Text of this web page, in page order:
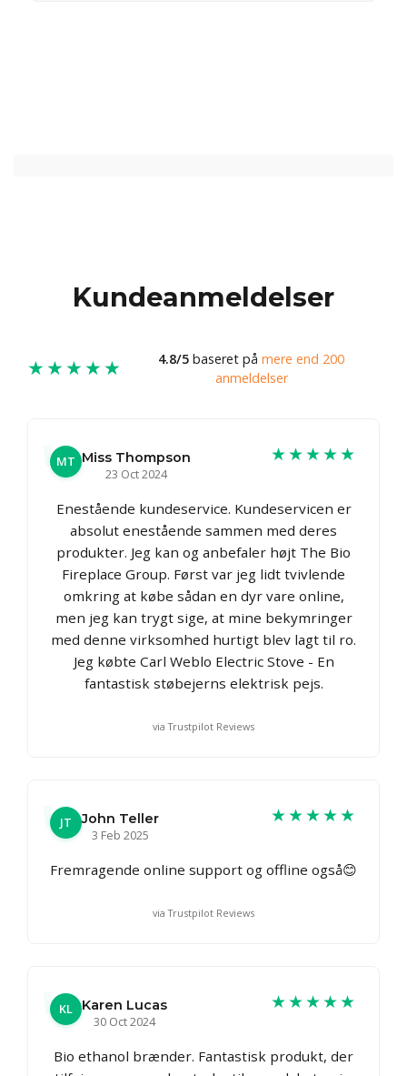
Kundeanmeldelser
★★★★★ 4.8/5 baseret på mere end 200
anmeldelser
MT Miss Thompson
23 Oct 2024
★★★★★
Enestående kundeservice. Kundeservicen er
absolut enestående sammen med deres
produkter. Jeg kan og anbefaler højt The Bio
Fireplace Group. Først var jeg lidt tvivlende
omkring at købe sådan en dyr vare online,
men jeg kan trygt sige, at mine bekymringer
med denne virksomhed hurtigt blev lagt til ro.
Jeg købte Carl Weblo Electric Stove - En
fantastisk støbejerns elektrisk pejs.
via Trustpilot Reviews
JT
John Teller
3 Feb 2025
★★★★★
Fremragende online support og offline også😊
via Trustpilot Reviews
KL
Karen Lucas
30 Oct 2024
★★★★★
Bio ethanol brænder. Fantastisk produkt, der